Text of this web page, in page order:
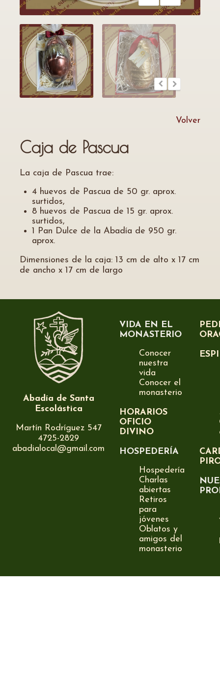
Volver
Caja de Pascua
La caja de Pascua trae:
4 huevos de Pascua de 50 gr. aprox.
surtidos,
8 huevos de Pascua de 15 gr. aprox.
surtidos,
1 Pan Dulce de la Abadía de 950 gr.
aprox.
Dimensiones de la caja: 13 cm de alto x 17 cm
de ancho x 17 cm de largo
Abadía de Santa
Escolástica
Martín Rodríguez 547
4725-2829
abadialocal@gmail.com
VIDA EN EL
MONASTERIO
Conocer
nuestra
vida
Conocer el
monasterio
HORARIOS
OFICIO
DIVINO
HOSPEDERÍA
Hospedería
Charlas
abiertas
Retiros
para
jóvenes
Oblatos y
amigos del
monasterio